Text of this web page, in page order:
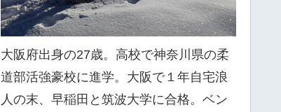
大阪府出身の27歳。高校で神奈川県の柔
道部活強豪校に進学。大阪で１年自宅浪
人の末、早稲田と筑波大学に合格。ベン